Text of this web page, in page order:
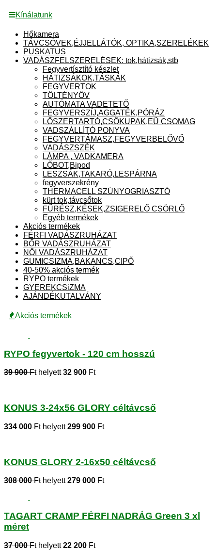
Kínálatunk
Hőkamera
TÁVCSÖVEK,ÉJJELLÁTÓK, OPTIKA,SZERELÉKEK
PUSKATUS
VADÁSZFELSZERELÉSEK: tok,hátizsák,stb
Fegyvertísztító készlet
HÁTIZSÁKOK,TÁSKÁK
FEGYVERTOK
TÖLTÉNYŐV
AUTÓMATA VADETETŐ
FEGYVERSZÍJ,AGGATÉK,PÓRÁZ
LŐSZERTARTÓ,CSŐKUPAK,EÜ CSOMAG
VADSZÁLLÍTÓ PONYVA
FEGYVERTÁMASZ,FEGYVERBELŐVŐ
VADÁSZSZÉK
LÁMPA , VADKAMERA
LŐBOT,Bipod
LESZSÁK,TAKARÓ,LESPÁRNA
fegyverszekrény
THERMACELL SZÚNYOGRIASZTÓ
kürt tok,távcsőtok
FŰRÉSZ,KÉSEK,ZSIGERELŐ CSÖRLŐ
Egyéb termékek
Akciós termékek
FÉRFI VADÁSZRUHÁZAT
BŐR VADÁSZRUHÁZAT
NŐI VADÁSZRUHÁZAT
GUMICSIZMA,BAKANCS,CIPŐ
40-50% akciós termék
RYPO termékek
GYEREKCSiZMA
AJÁNDÉKUTALVÁNY
Akciós termékek
RYPO fegyvertok - 120 cm hosszú
39 900 Fthelyett32 900 Ft
KONUS 3-24x56 GLORY céltávcső
334 000 Fthelyett299 900 Ft
KONUS GLORY 2-16x50 céltávcső
308 000 Fthelyett279 000 Ft
TAGART CRAMP FÉRFI NADRÁG Green 3 xl
méret
37 000 Fthelyett22 200 Ft